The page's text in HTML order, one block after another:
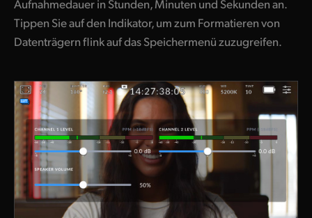
Aufnahmedauer in Stunden, Minuten und Sekunden an.
Tippen Sieauf den Indikator, um zum Formatieren von
Datenträgern flink auf das Speichermenü zuzugreifen.